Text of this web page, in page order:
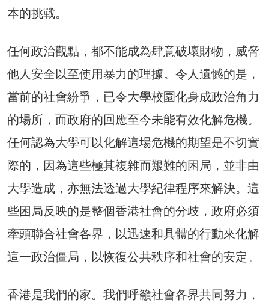
本的挑戰。
任何政治觀點，都不能成為肆意破壞財物，威脅
他人安全以至使用暴力的理據。令人遺憾的是，
當前的社會紛爭，已令大學校園化身成政治角力
的場所，而政府的回應至今未能有效化解危機。
任何認為大學可以化解這場危機的期望是不切實
際的，因為這些極其複雜而艱難的困局，並非由
大學造成，亦無法透過大學紀律程序來解決。這
些困局反映的是整個香港社會的分歧，政府必須
牽頭聯合社會各界，以迅速和具體的行動來化解
這一政治僵局，以恢復公共秩序和社會的安定。
香港是我們的家。我們呼籲社會各界共同努力，